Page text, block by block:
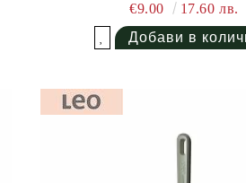
€9.00
17.60 лв.